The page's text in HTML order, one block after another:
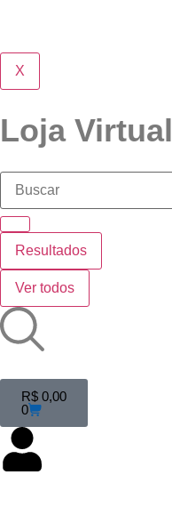
X
Loja Virtual
Resultados
Ver todos
R$ 0,00
0